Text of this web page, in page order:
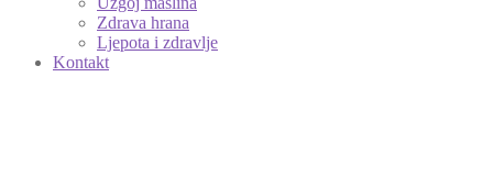
Zdrava hrana
Ljepota i zdravlje
Kontakt